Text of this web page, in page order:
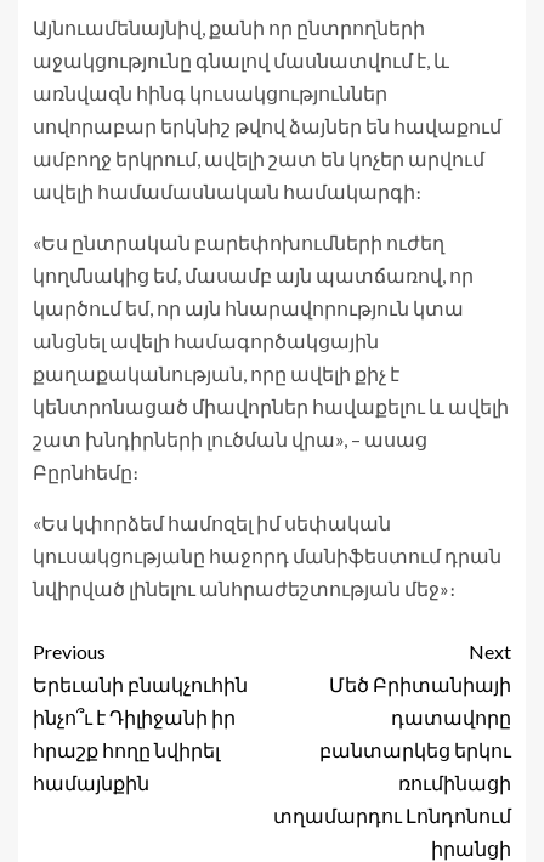
Այնուամենայնիվ, քանի որ ընտրողների
աջակցությունը գնալով մասնատվում է, և
առնվազն հինգ կուսակցություններ
սովորաբար երկնիշ թվով ձայներ են հավաքում
ամբողջ երկրում, ավելի շատ են կոչեր արվում
ավելի համամասնական համակարգի։
«Ես ընտրական բարեփոխումների ուժեղ
կողմնակից եմ, մասամբ այն պատճառով, որ
կարծում եմ, որ այն հնարավորություն կտա
անցնել ավելի համագործակցային
քաղաքականության, որը ավելի քիչ է
կենտրոնացած միավորներ հավաքելու և ավելի
շատ խնդիրների լուծման վրա», – ասաց
Բըրնհեմը։
«Ես կփորձեմ համոզել իմ սեփական
կուսակցությանը հաջորդ մանիֆեստում դրան
նվիրված լինելու անհրաժեշտության մեջ»։
Previous
Երեւանի բնակչուհին
ինչո՞ւ է Դիլիջանի իր
հրաշք հողը նվիրել
համայնքին
Next
Մեծ Բրիտանիայի
դատավորը
բանտարկեց երկու
ռումինացի
տղամարդու Լոնդոնում
իրանցի